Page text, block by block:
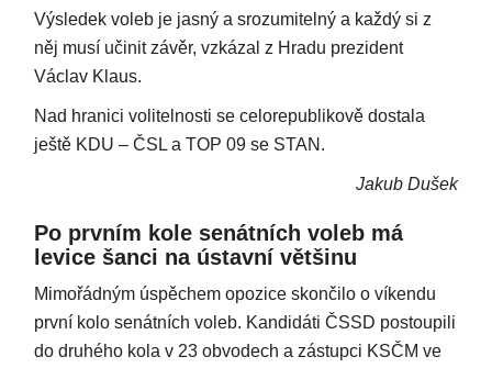
Výsledek voleb je jasný a srozumitelný a každý si z
něj musí učinit závěr, vzkázal z Hradu prezident
Václav Klaus.
Nad hranici volitelnosti se celorepublikově dostala
ještě KDU – ČSL a TOP 09 se STAN.
Jakub Dušek
Po prvním kole senátních voleb má
levice šanci na ústavní většinu
Mimořádným úspěchem opozice skončilo o víkendu
první kolo senátních voleb. Kandidáti ČSSD postoupili
do druhého kola v 23 obvodech a zástupci KSČM ve